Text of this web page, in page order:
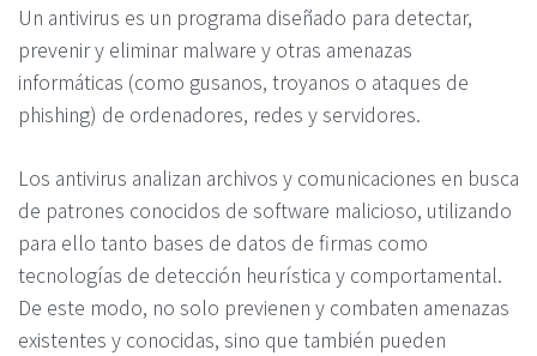
Un antivirus es un programa diseñado para detectar,
prevenir y eliminar malware y otras amenazas
informáticas (como gusanos, troyanos o ataques de
phishing) de ordenadores, redes y servidores.
Los antivirus analizan archivos y comunicaciones en busca
de patrones conocidos de software malicioso, utilizando
para ello tanto bases de datos de firmas como
tecnologías de detección heurística y comportamental.
De este modo, no solo previenen y combaten amenazas
existentes y conocidas, sino que también pueden